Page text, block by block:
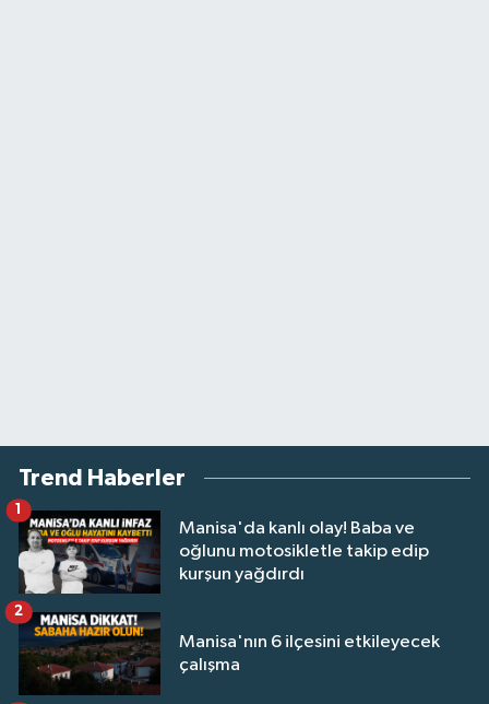
Trend Haberler
Manisa'da kanlı olay! Baba ve
oğlunu motosikletle takip edip
kurşun yağdırdı
1
Manisa'nın 6 ilçesini etkileyecek
çalışma
2